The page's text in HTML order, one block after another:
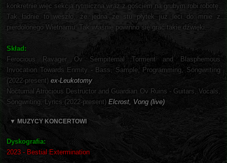
konkretnie więc sekcja rytmiczna wraz z gościem na grubym robi robotę.
Tak ładnie to weszło, że jedna ze stu płytek już leci do mnie z
pierdolonego Wietnamu. Tak właśnie powinno się grać takie dźwięki.
Skład:
Ferocious Ravager Ov Sempiternal Torment and Blasphemous
Invocation Towards Enmity - Bass, Sample, Programming, Songwriting
(2022-present) ex-Leukotomy
Nocturnal Atrocious Destructor and Guardian Ov Ruins - Guitars, Vocals,
Songwriting, Lyrics (2022-present) Elcrost, Vong (live)
▼ MUZYCY KONCERTOWI
Dyskografia:
2023 - Bestial Extermination